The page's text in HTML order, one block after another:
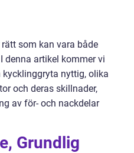
som kan vara både
denna artikel kommer vi
nyttig, olika
och deras skillnader,
av för- och nackdelar
Grundlig